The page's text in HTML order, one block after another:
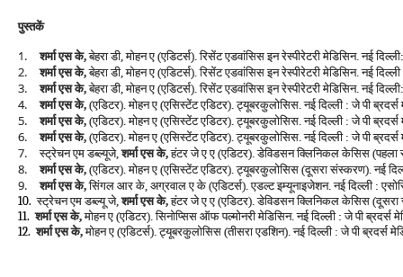
पुस्‍तकें
1. शर्मा एस के,बेहरा डी, मोहन ए (एडिटर्स). रिसेंट एडवांसिस इन रेस्‍पीरेटरी मेडिसिन. नई
2. शर्मा एस के,बेहरा डी, मोहन ए (एडिटर्स). रिसेंट एडवांसिस इन रेस्‍पीरेटरी मेडिसिन. नई
3. शर्मा एस के,बेहरा डी, मोहन ए (एडिटर्स). रिसेंट एडवांसिस इन रेस्‍पीरेटरी मेडिसिन. नई
4. शर्मा एस के, (एडिटर). मोहन ए (एसिस्‍टेंट एडिटर). ट्यूबरकुलोसिस. नई दिल्‍ली : जे पी
5. शर्मा एस के, (एडिटर). मोहन ए (एसिस्‍टेंट एडिटर). ट्यूबरकुलोसिस. नई दिल्‍ली : जे पी
6. शर्मा एस के, (एडिटर). मोहन ए (एसिस्‍टेंट एडिटर). ट्यूबरकुलोसिस. नई दिल्‍ली : जे पी
7. स्‍ट्रेचन एम डब्‍ल्‍यूजे, शर्मा एस के,हंटर जे ए ए (एडिटर). डेविडसन क्लिनिकल केसिस (पहला
8. शर्मा एस के, (एडिटर). मोहन ए (एसिस्‍टेंट एडिटर). ट्यूबरकुलोसिस (दूसरा संस्‍करण). नई
9. शर्मा एस के,सिंगल आर के, अग्रवाल ए के (एडिटर्स). एडल्‍ट इम्‍यूनाइजेशन. नई दिल्‍ली :
10. स्‍ट्रेचन एम डब्‍ल्‍यू जे,शर्मा एस के,हंटर जे ए ए (एडिटर). डेविडसन क्लिनिकल केसिस (दूसरा
11. शर्मा एस के,मोहन ए (एडिटर). सिनोप्सिस ऑफ पल्‍मोनरी मेडिसिन. नई दिल्‍ली : जे पी
12. शर्मा एस के,मोहन ए (एडिटर्स). ट्यूबरकुलोसिस (तीसरा एडशिन). नई दिल्‍ली : जे पी